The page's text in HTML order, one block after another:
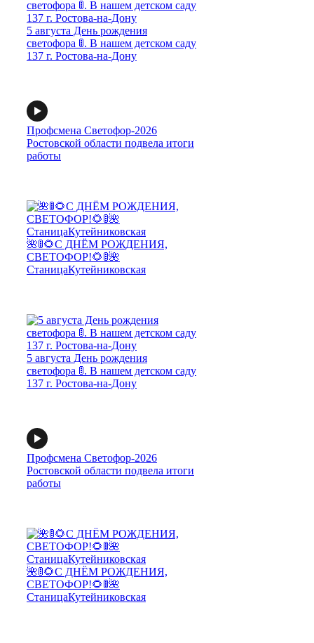
5 августа День рождения
светофора 🚦. В нашем детском саду
137 г. Ростова-на-Дону
Профсмена Светофор-2026
Ростовской области подвела итоги
работы
🌺🚦🌻С ДНЁМ РОЖДЕНИЯ,
СВЕТОФОР!🌻🚦🌺
СтаницаКутейниковская
5 августа День рождения
светофора 🚦. В нашем детском саду
137 г. Ростова-на-Дону
Профсмена Светофор-2026
Ростовской области подвела итоги
работы
🌺🚦🌻С ДНЁМ РОЖДЕНИЯ,
СВЕТОФОР!🌻🚦🌺
СтаницаКутейниковская